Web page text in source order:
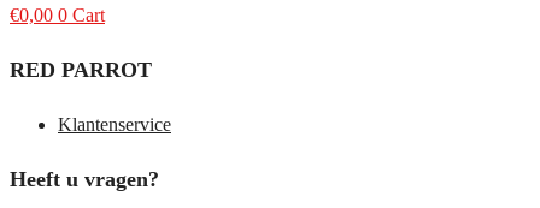
€0,00 0 Cart
RED PARROT
Klantenservice
Heeft u vragen?